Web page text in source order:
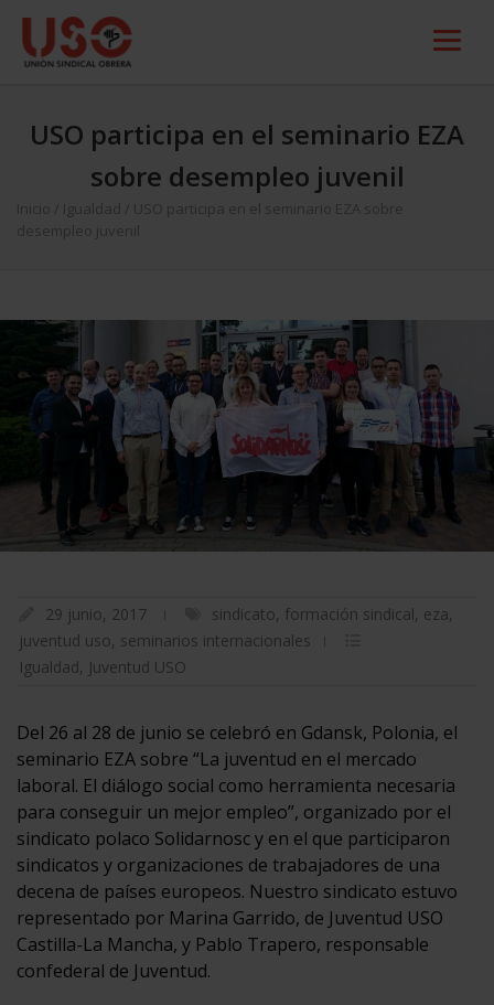
USO participa en el seminario EZA
sobre desempleo juvenil
Inicio Igualdad
USO participa en el seminario EZA sobre
desempleo juvenil
29 junio, 2017 sindicato, formación sindical, eza,
juventud uso, seminarios internacionales
Igualdad, Juventud USO
Del 26 al 28 de junio se celebró en Gdansk, Polonia, el
seminario EZA sobre “La juventud en el mercado
laboral. El diálogo social como herramienta necesaria
para conseguir un mejor empleo”, organizado por el
sindicato polaco Solidarnosc y en el que participaron
sindicatos y organizaciones de trabajadores de una
decena de países europeos. Nuestro sindicato estuvo
representado por Marina Garrido, de Juventud USO
Castilla-La Mancha, y Pablo Trapero, responsable
confederal de Juventud.